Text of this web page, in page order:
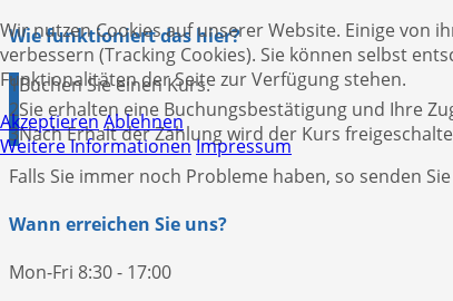
Wie funktioniert das hier?
1Buchen Sie einen Kurs.
2Sie erhalten eine Buchungsbestätigung und Ihre
3Nach Erhalt der Zahlung wird der Kurs
Falls Sie immer noch Probleme haben, so senden
Wann erreichen Sie uns?
Mon-Fri 8:30 - 17:00
Wir nutzen Cookies auf unserer Website. Einige von
verbessern (Tracking Cookies). Sie können selbst
Funktionalitäten der Seite zur Verfügung stehen.
Akzeptieren Ablehnen
Weitere Informationen Impressum